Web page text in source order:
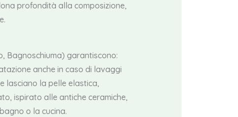
profondità alla composizione,
Bagnoschiuma) garantiscono:
anche in caso di lavaggi
lasciano la pelle elastica,
ispirato alle antiche ceramiche,
o la cucina.